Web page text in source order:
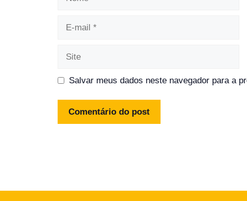
Salvar meus dados neste navegador para a